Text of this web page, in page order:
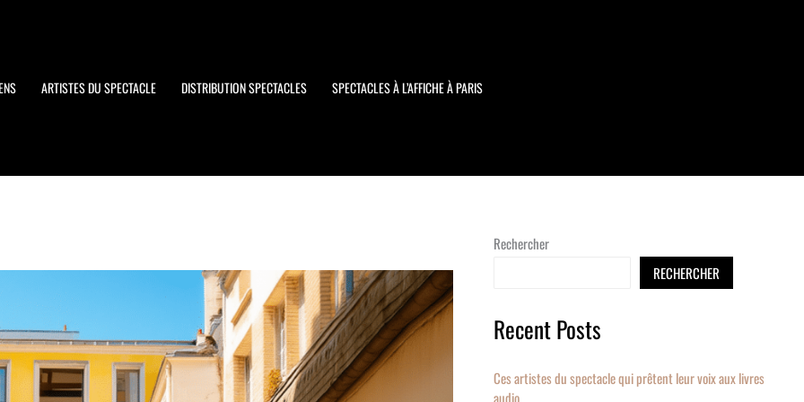
ARTISTES DU SPECTACLE DISTRIBUTION SPECTACLES SPECTACLES À L’AFFICHE À PARIS
Rechercher
RECHERCHER
Recent Posts
Ces artistes du spectacle qui prêtent leur voix aux livres
audio